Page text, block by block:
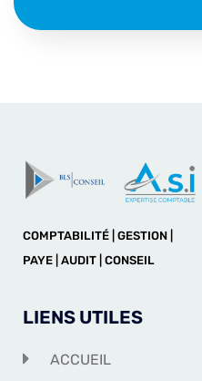
COMPTABILITÉ | GESTION |
PAYE | AUDIT | CONSEIL
LIENS UTILES
ACCUEIL